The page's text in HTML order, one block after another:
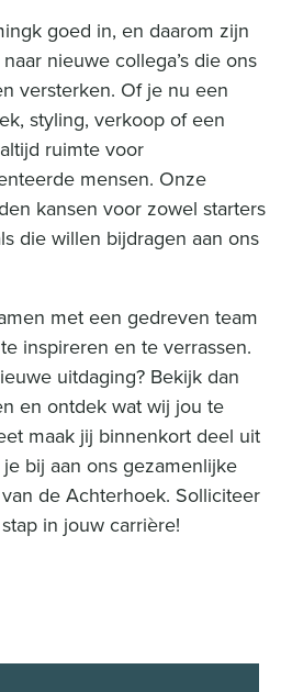
goed in, en daarom zijn
nieuwe collega’s die ons
versterken. Of je nu een
styling, verkoop of een
ruimte voor
mensen. Onze
kansen voor zowel starters
die willen bijdragen aan ons
met een gedreven team
inspireren en te verrassen.
uitdaging? Bekijk dan
en ontdek wat wij jou te
maak jij binnenkort deel uit
bij aan ons gezamenlijke
de Achterhoek. Solliciteer
in jouw carrière!